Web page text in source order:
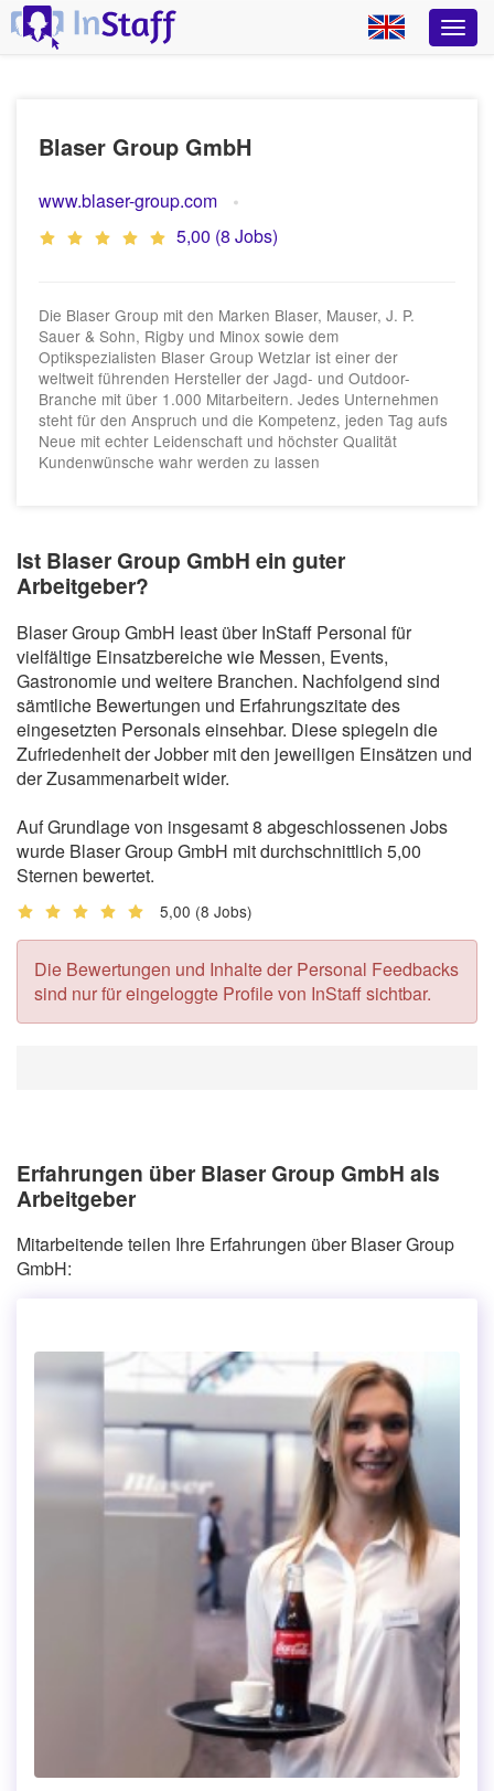
Blaser Group GmbH
www.blaser-group.com
5,00 (8 Jobs)
Die Blaser Group mit den Marken Blaser, Mauser, J. P.
Sauer & Sohn, Rigby und Minox sowie dem
Optikspezialisten Blaser Group Wetzlar ist einer der
weltweit führenden Hersteller der Jagd- und Outdoor-
Branche mit über 1.000 Mitarbeitern. Jedes Unternehmen
steht für den Anspruch und die Kompetenz, jeden Tag aufs
Neue mit echter Leidenschaft und höchster Qualität
Kundenwünsche wahr werden zu lassen
Ist Blaser Group GmbH ein guter
Arbeitgeber?
Blaser Group GmbH least über InStaff Personal für
vielfältige Einsatzbereiche wie Messen, Events,
Gastronomie und weitere Branchen. Nachfolgend sind
sämtliche Bewertungen und Erfahrungszitate des
eingesetzten Personals einsehbar. Diese spiegeln die
Zufriedenheit der Jobber mit den jeweiligen Einsätzen und
der Zusammenarbeit wider.
Auf Grundlage von insgesamt 8 abgeschlossenen Jobs
wurde Blaser Group GmbH mit durchschnittlich 5,00
Sternen bewertet.
5,00 (8 Jobs)
Die Bewertungen und Inhalte der Personal Feedbacks
sind nur für eingeloggte Profile von InStaff sichtbar.
Erfahrungen über Blaser Group GmbH als
Arbeitgeber
Mitarbeitende teilen Ihre Erfahrungen über Blaser Group
GmbH: